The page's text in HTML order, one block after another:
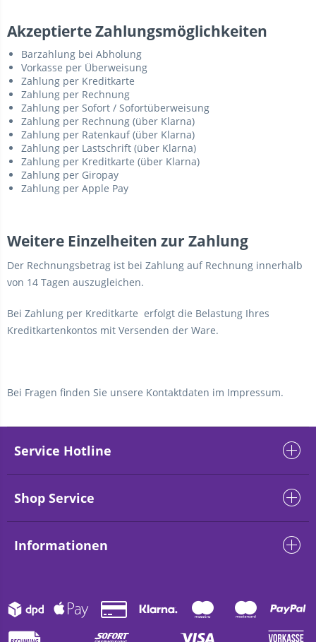
Akzeptierte Zahlungsmöglichkeiten
Barzahlung bei Abholung
Vorkasse per Überweisung
Zahlung per Kreditkarte
Zahlung per Rechnung
Zahlung per Sofort / Sofortüberweisung
Zahlung per Rechnung (über Klarna)
Zahlung per Ratenkauf (über Klarna)
Zahlung per Lastschrift (über Klarna)
Zahlung per Kreditkarte (über Klarna)
Zahlung per Giropay
Zahlung per Apple Pay
Weitere Einzelheiten zur Zahlung
Der Rechnungsbetrag ist bei Zahlung auf Rechnung innerhalb
von 14 Tagen auszugleichen.
Bei Zahlung per Kreditkarte erfolgt die Belastung Ihres
Kreditkartenkontos mit Versenden der Ware.
Bei Fragen finden Sie unsere Kontaktdaten im Impressum.
Service Hotline
Shop Service
Informationen